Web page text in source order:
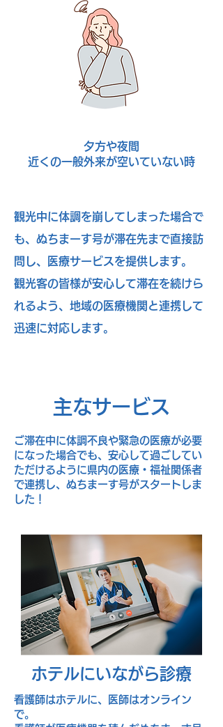
夕方や夜間
近くの一般外来が空いていない時
観光中に体調を崩してしまった場合で
も、ぬちまーす号が滞在先まで直接訪
問し、医療サービスを提供します。
観光客の皆様が安心して滞在を続けら
れるよう、地域の医療機関と連携して
迅速に対応します。
​主なサービス
ご滞在中に体調不良や緊急の医療が必要
になった場合でも、安心して過ごしてい
ただけるように県内の医療・福祉関係者
で連携し、ぬちまーす号がスタートしま
した！
ホテルにいながら診療
看護師はホテルに、医師はオンライン
で。